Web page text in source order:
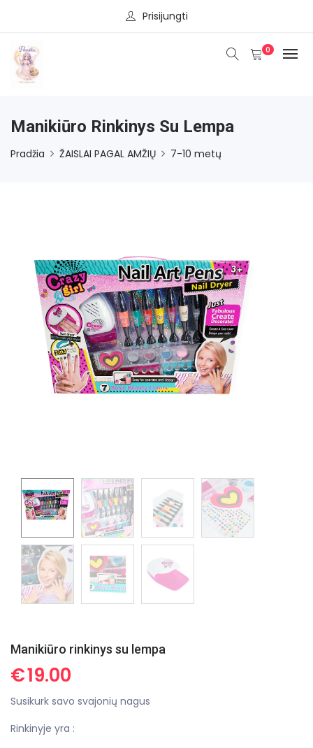
Prisijungti
0
Manikiūro Rinkinys Su Lempa
Pradžia ŽAISLAI PAGAL AMŽIŲ 7-10 metų
Manikiūro rinkinys su lempa
€19.00
Susikurk savo svajonių nagus
Rinkinyje yra :